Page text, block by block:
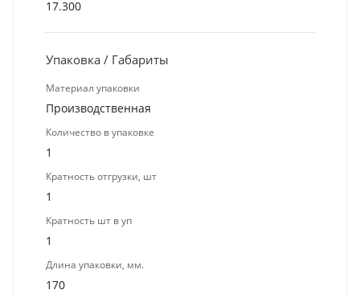
17.300
Упаковка / Габариты
Материал упаковки
Производственная
Количество в упаковке
1
Кратность отгрузки, шт
1
Кратность шт в уп
1
Длина упаковки, мм.
170